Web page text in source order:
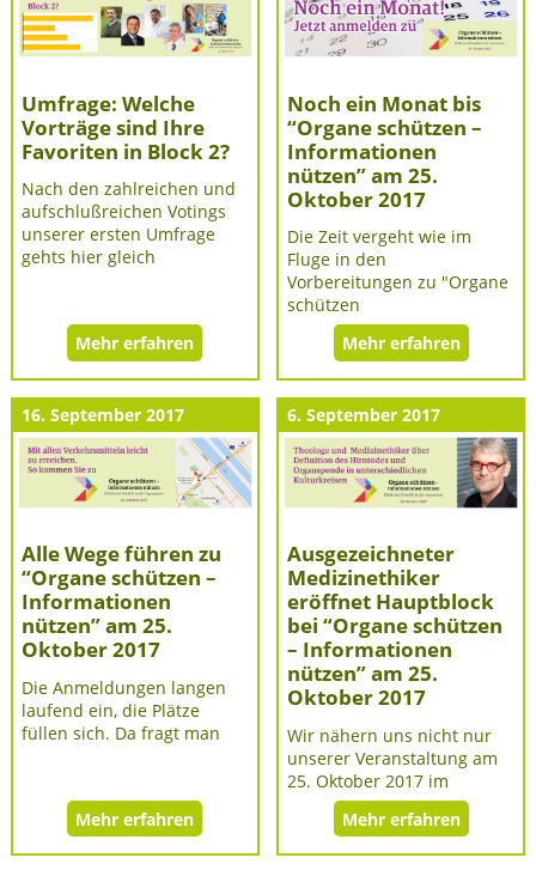
Umfrage: Welche
Vorträge sind Ihre
Favoriten in Block 2?
Nach den zahlreichen und
aufschlußreichen Votings
unserer ersten Umfrage
gehts hier gleich
Mehr erfahren
Noch ein Monat bis
“Organe schützen –
Informationen
nützen” am 25.
Oktober 2017
Die Zeit vergeht wie im
Fluge in den
Vorbereitungen zu "Organe
schützen
Mehr erfahren
16. September 2017
Alle Wege führen zu
“Organe schützen –
Informationen
nützen” am 25.
Oktober 2017
Die Anmeldungen langen
laufend ein, die Plätze
füllen sich. Da fragt man
Mehr erfahren
6. September 2017
Ausgezeichneter
Medizinethiker
eröffnet Hauptblock
bei “Organe schützen
– Informationen
nützen” am 25.
Oktober 2017
Wir nähern uns nicht nur
unserer Veranstaltung am
25. Oktober 2017 im
Mehr erfahren